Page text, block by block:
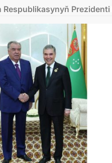
KONSULLYK